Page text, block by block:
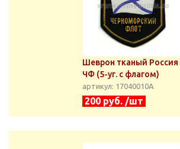
Шеврон тканый Россия
ЧФ (5-уг. с флагом)
артикул: 17040010А
200 руб. /шт